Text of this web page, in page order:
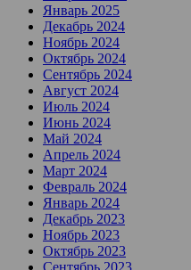
Январь 2025
Декабрь 2024
Ноябрь 2024
Октябрь 2024
Сентябрь 2024
Август 2024
Июль 2024
Июнь 2024
Май 2024
Апрель 2024
Март 2024
Февраль 2024
Январь 2024
Декабрь 2023
Ноябрь 2023
Октябрь 2023